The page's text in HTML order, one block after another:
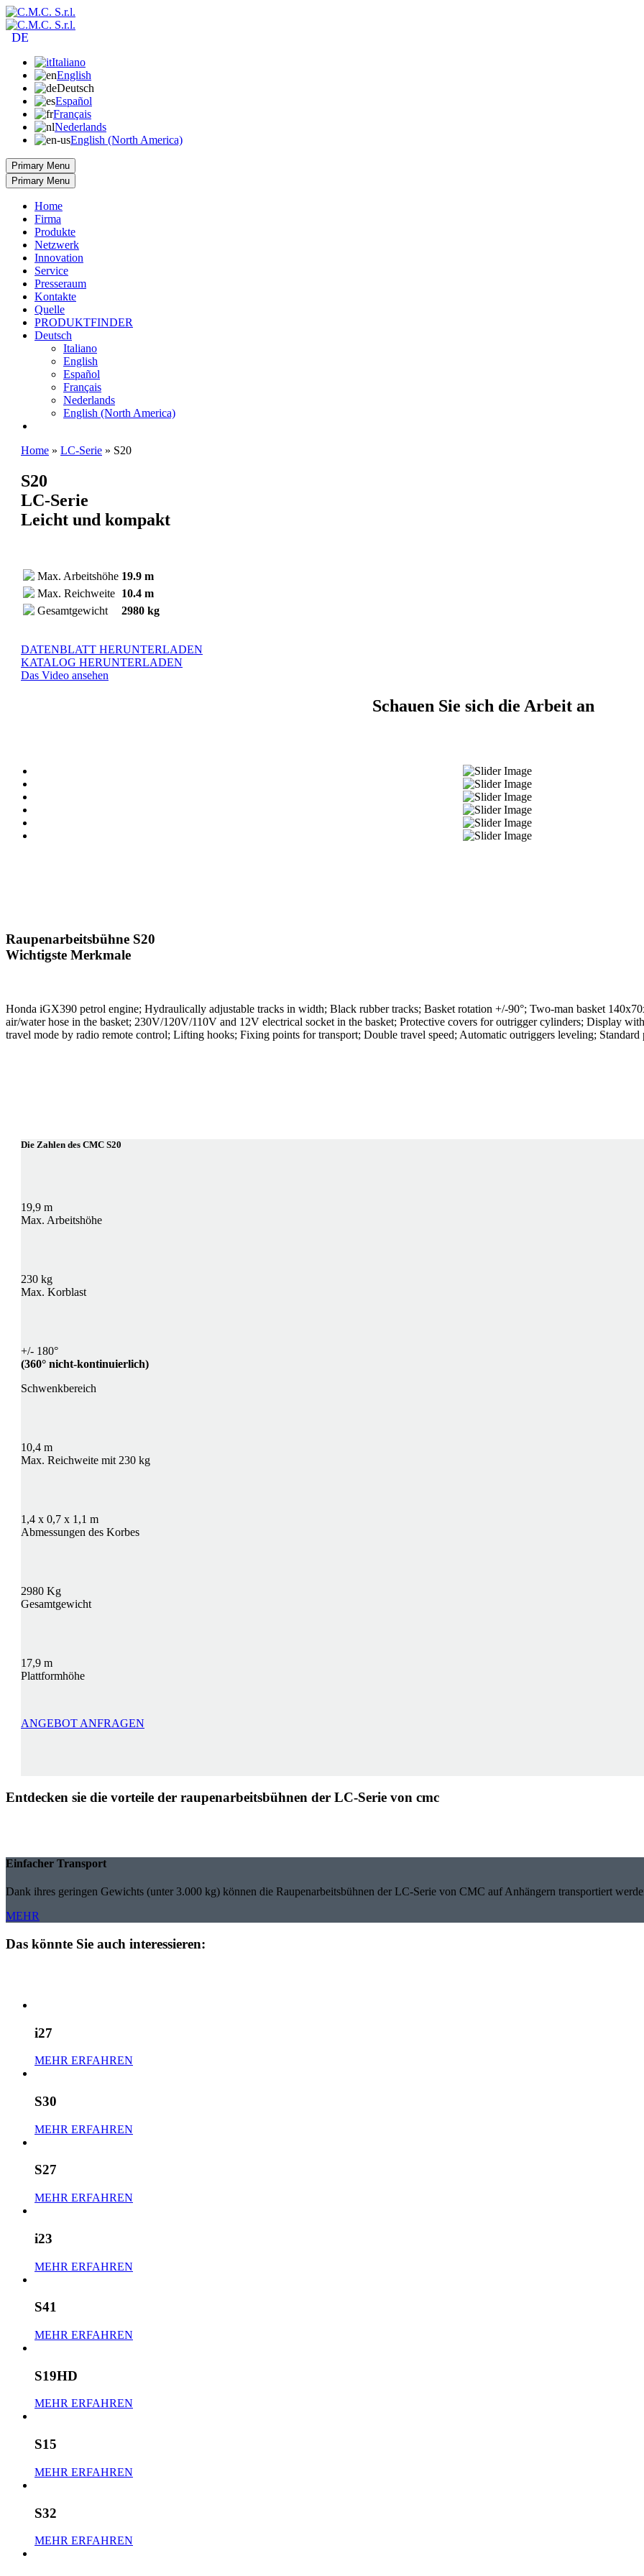
DE
Italiano
English
Deutsch
Español
Français
Nederlands
English (North America)
Primary Menu
Primary Menu
Home
Firma
Produkte
Netzwerk
Innovation
Service
Presseraum
Kontakte
Quelle
PRODUKTFINDER
Deutsch
Italiano
English
Español
Français
Nederlands
English (North America)
Home » LC-Serie » S20
S20
LC-Serie
Leicht und kompakt
Max. Arbeitshöhe 19.9 m
Max. Reichweite 10.4 m
Gesamtgewicht
2980 kg
DATENBLATT HERUNTERLADEN
KATALOG HERUNTERLADEN
Das Video ansehen
Schauen Sie sich die Arbeit an
Raupenarbeitsbühne S20
Wichtigste Merkmale
Honda iGX390 petrol engine; Hydraulically adjustable tracks in width; Black rubber tracks; Basket rotation +/-90°; Two-man basket
air/water hose in the basket; 230V/120V/110V and 12V electrical socket in the basket; Protective covers for outrigger cylinders; Display
travel mode by radio remote control; Lifting hooks; Fixing points for transport; Double travel speed; Automatic outriggers leveling;
Die Zahlen des CMC S20
19,9 m
Max. Arbeitshöhe
230 kg
Max. Korblast
+/- 180°
(360° nicht-kontinuierlich)
Schwenkbereich
10,4 m
Max. Reichweite mit 230 kg
1,4 x 0,7 x 1,1 m
Abmessungen des Korbes
2980 Kg
Gesamtgewicht
17,9 m
Plattformhöhe
ANGEBOT ANFRAGEN
Entdecken sie die vorteile der raupenarbeitsbühnen der LC-Serie von cmc
Einfacher Transport
Dank ihres geringen Gewichts (unter 3.000 kg) können die Raupenarbeitsbühnen der LC-Serie von CMC auf Anhängern transportiert
MEHR
Das könnte Sie auch interessieren:
i27
MEHR ERFAHREN
S30
MEHR ERFAHREN
S27
MEHR ERFAHREN
i23
MEHR ERFAHREN
S41
MEHR ERFAHREN
S19HD
MEHR ERFAHREN
S15
MEHR ERFAHREN
S32
MEHR ERFAHREN